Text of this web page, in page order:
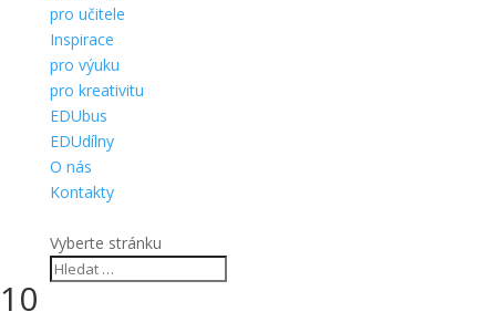
pro učitele
Inspirace
pro výuku
pro kreativitu
EDUbus
EDUdílny
O nás
Kontakty
Vyberte stránku
10